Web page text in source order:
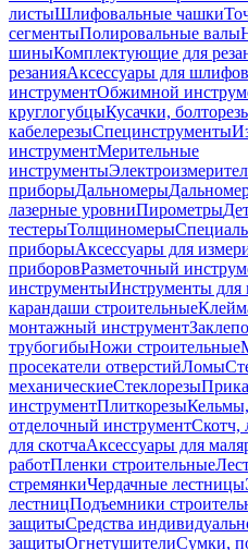
листыШлифовальные чашки
сегментыПолировальные валы
шиныКомплектующие для
резанияАксессуары для
инструментОбжимной
круглогубцыКусачки,
кабелерезыСпецинструменты
инструментМерительные
инструменты
приборыДальномеры
лазерные уровниПирометры
тестерыТолщиномеры
приборыАксессуары для
приборовРазметочный
инструментыИнструменты для
карандаши строительные
монтажный инструмент
трубогибыНожи строительные
просекатели отверстийЛомы
механическиеСтеклорезы
инструментПлиткорезы
отделочный инструментСкотч,
для скотчаАксессуары для
работПленки строительные
стремянкиЧердачные лестницы
лестницПодъемники
защитыСредства
защитыОгнетушителиСумки,